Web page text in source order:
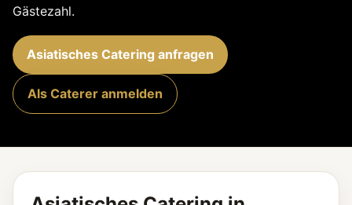
Gästezahl.
Asiatisches Catering anfragen
Als Caterer anmelden